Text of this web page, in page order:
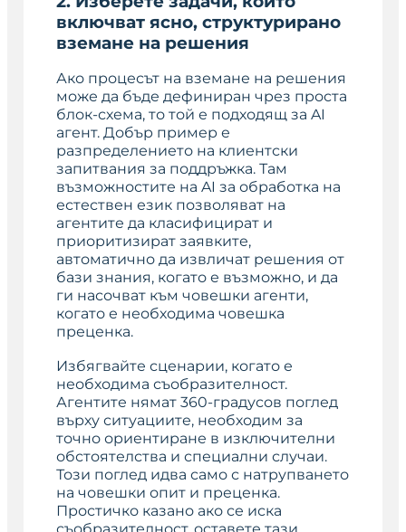
включват ясно, структурирано
вземане на решения
Ако процесът на вземане на решения
може да бъде дефиниран чрез проста
блок-схема, то той е подходящ за AI
агент. Добър пример е
разпределението на клиентски
запитвания за поддръжка. Там
възможностите на AI за обработка на
естествен език позволяват на
агентите да класифицират и
приоритизират заявките,
автоматично да извличат решения от
бази знания, когато е възможно, и да
ги насочват към човешки агенти,
когато е необходима човешка
преценка.
Избягвайте сценарии, когато е
необходима съобразителност.
Агентите нямат 360-градусов поглед
върху ситуациите, необходим за
точно ориентиране в изключителни
обстоятелства и специални случаи.
Този поглед идва само с натрупването
на човешки опит и преценка.
Простичко казано ако се иска